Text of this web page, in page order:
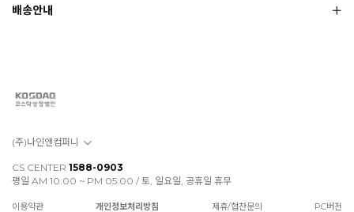
배송안내
(주)나인앤컴퍼니
CS CENTER 1588-0903
평일 AM 10:00 ~ PM 05:00 / 토, 일요일, 공휴일 휴무
이용약관 개인정보처리방침 제휴/협찬문의 PC버전